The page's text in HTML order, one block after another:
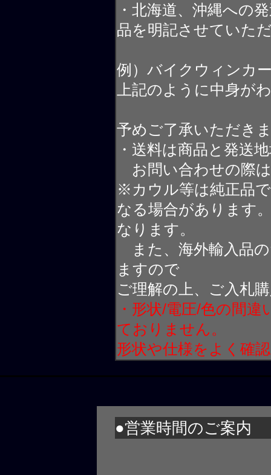
・北海道、沖縄への
品を明記させていた
例）バイクウィンカ
上記のように中身が
予めご了承いただき
・送料は商品と発送
お問い合わせの際
※カウル等は純正品
なる場合があります
なります。
また、海外輸入品
ますので
ご理解の上、ご入札
・形状/電圧/色の間
ておりません。
形状や仕様をよく確
●営業時間のご案内